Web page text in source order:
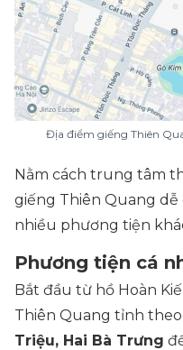
Địa điểm giếng Thiên
Nằm cách trung tâm
giếng Thiên Quang
nhiều phương tiện
Phương tiện cá
Bắt đầu từ hồ Hoàn
Thiên Quang tỉnh
Triệu, Hai Bà Trưng